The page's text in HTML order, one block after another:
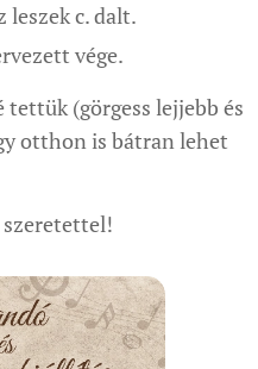
leszek c. dalt.
vége.
(görgess lejjebb és
otthon is bátran lehet